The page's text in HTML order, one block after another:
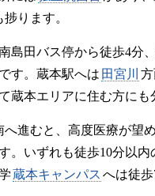
ります。
島田バス停から徒歩4分
す。蔵本駅へは 田宮川
蔵本エリアに住む方にも
進むと、高度医療が望
。いずれも徒歩10分以
蔵本キャンパス へは徒